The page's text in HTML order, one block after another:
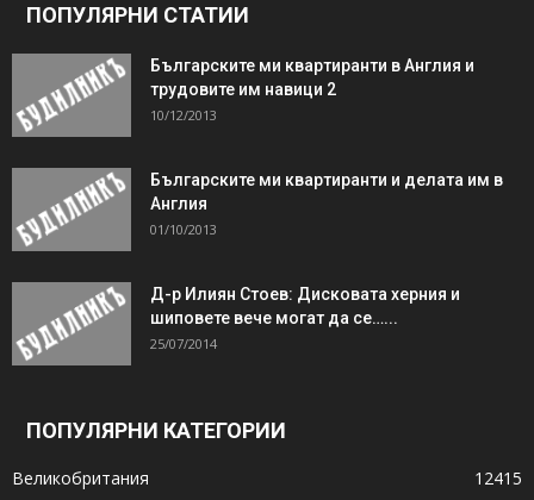
ПОПУЛЯРНИ СТАТИИ
Българските ми квартиранти в Англия и
трудовите им навици 2
10/12/2013
Българските ми квартиранти и делата им в
Англия
01/10/2013
Д-р Илиян Стоев: Дисковата херния и
шиповете вече могат да се…...
25/07/2014
ПОПУЛЯРНИ КАТЕГОРИИ
Великобритания
12415